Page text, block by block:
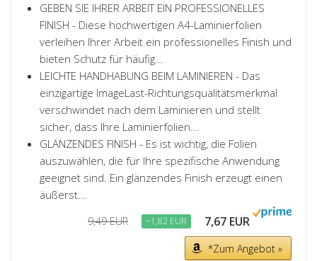
GEBEN SIE IHRER ARBEIT EIN PROFESSIONELLES
FINISH - Diese hochwertigen A4-Laminierfolien
verleihen Ihrer Arbeit ein professionelles Finish und
bieten Schutz für häufig...
LEICHTE HANDHABUNG BEIM LAMINIEREN - Das
einzigartige ImageLast-Richtungsqualitätsmerkmal
verschwindet nach dem Laminieren und stellt
sicher, dass Ihre Laminierfolien...
GLÄNZENDES FINISH - Es ist wichtig, die Folien
auszuwählen, die für Ihre spezifische Anwendung
geeignet sind. Ein glänzendes Finish erzeugt einen
äußerst...
9,49 EUR −1,82 EUR 7,67 EUR
*Zum Angebot »